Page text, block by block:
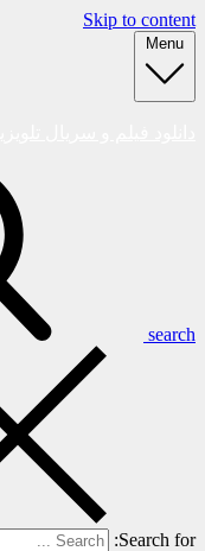
Skip to content
Menu
search
Search for: